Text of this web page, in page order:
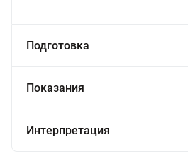
Подготовка
Показания
Интерпретация